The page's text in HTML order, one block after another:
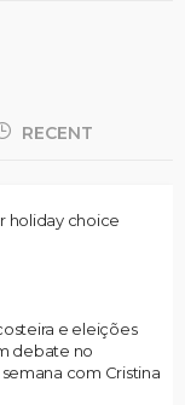
RECENT
holiday choice
e eleições
debate no
com Cristina